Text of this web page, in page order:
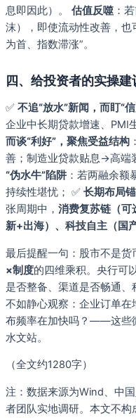
息即因此）。 估值反噬 ：
沫），即使流动性改善，
为首、指数滞涨”。
四、给投资者的实操
✅ 不追“放水”新闻，而盯“
企业中长期贷款增速、PMI
而谈“利好”，聚焦受益结构
善；制造业贷款贴息→高端
“伪水牛”陷阱 ：若两融余额
持续性堪忧； ✅ 长期布局
张周期中， 消费复苏链（可
新+出海）、科技自主（国
最后提醒一句：股市不是货
×制度的四维乘积。央行可
是否整备、渠道是否畅通、
不如静心观察：企业订单
布频率在加快吗？——这些
水文站。
（全文约1280字）
注：数据来源为Wind、中
者团队实地调研。本文不